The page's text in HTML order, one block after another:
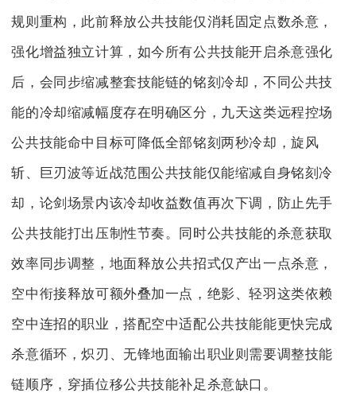
规则重构，此前释放公共技能仅消耗固定点数杀意，
强化增益独立计算，如今所有公共技能开启杀意强化
后，会同步缩减整套技能链的铭刻冷却，不同公共技
能的冷却缩减幅度存在明确区分，九天这类远程控场
公共技能命中目标可降低全部铭刻两秒冷却，旋风
斩、巨刃波等近战范围公共技能仅能缩减自身铭刻冷
却，论剑场景内该冷却收益数值再次下调，防止先手
公共技能打出压制性节奏。同时公共技能的杀意获取
效率同步调整，地面释放公共招式仅产出一点杀意，
空中衔接释放可额外叠加一点，绝影、轻羽这类依赖
空中连招的职业，搭配空中适配公共技能能更快完成
杀意循环，炽刃、无锋地面输出职业则需要调整技能
链顺序，穿插位移公共技能补足杀意缺口。